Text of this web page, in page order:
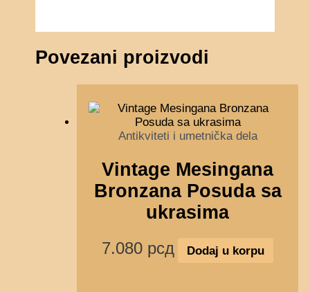
Povezani proizvodi
Antikviteti i umetnička dela
Vintage Mesingana
Bronzana Posuda sa
ukrasima
7.080 рсд Dodaj u korpu